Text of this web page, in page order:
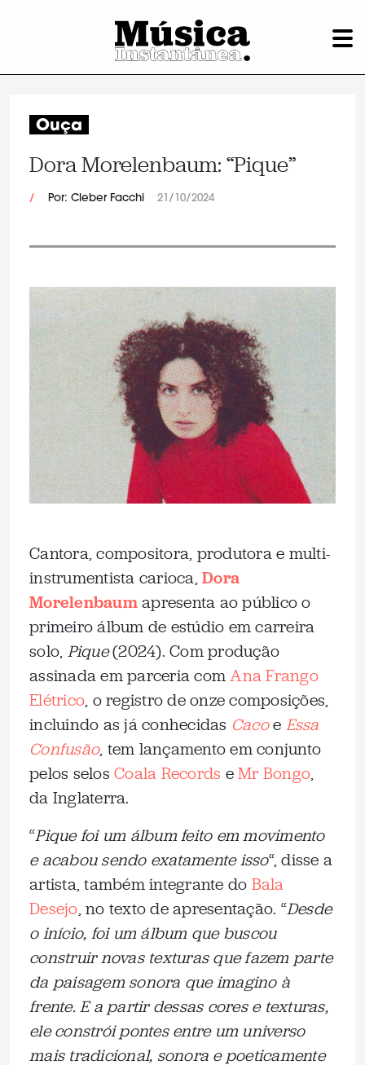
Ouça
Dora Morelenbaum: “Pique”
/ Por: Cleber Facchi 21/10/2024
Cantora, compositora, produtora e multi-
instrumentista carioca, Dora
Morelenbaumapresenta ao público o
primeiro álbum de estúdio em carreira
solo, Pique(2024). Com produção
assinada em parceria comAna Frango
Elétrico, o registro de onze composições,
incluindo as já conhecidas Cacoe Essa
Confusão, tem lançamento em conjunto
pelos selos Coala Records eMr Bongo,
da Inglaterra.
“Pique foi um álbum feito em movimento
e acabou sendo exatamente isso“, disse a
artista, também integrante do Bala
Desejo, no texto de apresentação. “Desde
o início, foi um álbum que buscou
construir novas texturas que fazem parte
da paisagem sonora que imagino à
frente. E a partir dessas cores e texturas,
ele constrói pontes entre um universo
mais tradicional, sonora e poeticamente